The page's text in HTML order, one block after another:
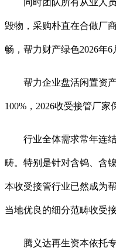
同时团队所有从业人员
毁物，采购朴直在合做厂
畅，帮力财产绿色2026年
帮力企业盘活闲置资产
100%，2026收受接管厂
行业全体需求常年连结
畴。特别是针对含钨、含
本收受接管行业已然成为
当地优良的细分范畴收受
腾义达再生资本依托专